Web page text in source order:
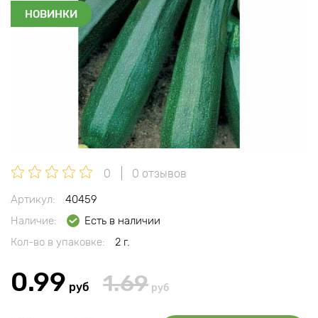
НОВИНКИ
0 0 отзывов
Артикул:
40459
Наличие:
Есть в наличии
Кол-во в упаковке:
2 г.
0.99 руб 1.69 руб